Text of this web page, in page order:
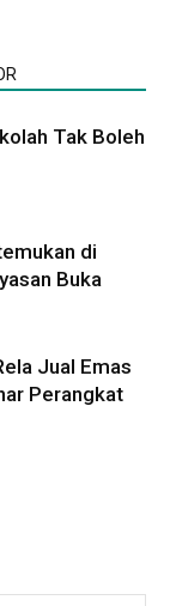
Tak Boleh
di
Buka
Jual Emas
Perangkat